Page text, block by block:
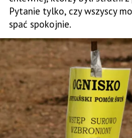
Pytanie tylko, czy wszyscy
spać spokojnie.